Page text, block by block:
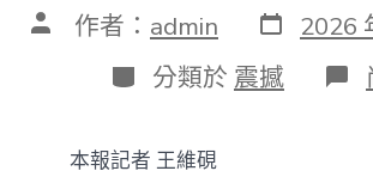
文 作者： admin 發
表
日
期
2026
分
類
分類於 震撼
本報記者 王維硯